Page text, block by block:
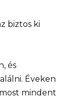
biztos ki
és
Éveken
mindent